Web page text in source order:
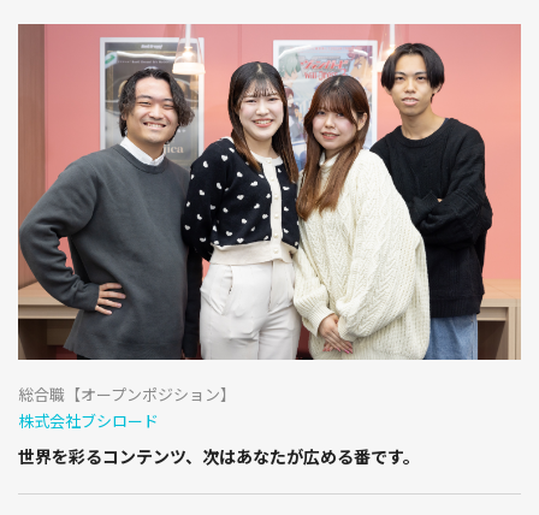
総合職【オープンポジション】
株式会社ブシロード
世界を彩るコンテンツ、次はあなたが広める番です。